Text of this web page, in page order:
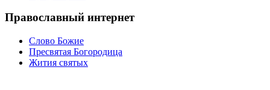
Православный интернет
Слово Божие
Пресвятая Богородица
Жития святых